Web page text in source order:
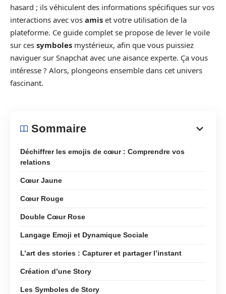
hasard ; ils véhiculent des informations spécifiques sur vos
interactions avec vos amis et votre utilisation de la
plateforme. Ce guide complet se propose de lever le voile
sur ces symboles mystérieux, afin que vous puissiez
naviguer sur Snapchat avec une aisance experte. Ça vous
intéresse ? Alors, plongeons ensemble dans cet univers
fascinant.
Sommaire
Déchiffrer les emojis de cœur : Comprendre vos
relations
Cœur Jaune
Cœur Rouge
Double Cœur Rose
Langage Emoji et Dynamique Sociale
L’art des stories : Capturer et partager l’instant
Création d’une Story
Les Symboles de Story